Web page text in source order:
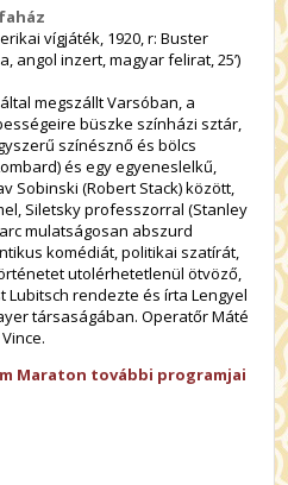
vígjáték, 1920, r: Buster
angol inzert, magyar felirat, 25’)
megszállt Varsóban, a
büszke színházi sztár,
színésznő és bölcs
és egy egyeneslelkű,
Sobinski (Robert Stack) között,
Siletsky professzorral (Stanley
mulatságosan abszurd
komédiát, politikai szatírát,
utolérhetetlenül ötvöző,
Lubitsch rendezte és írta Lengyel
társaságában. Operatőr Máté
Maraton további programjai